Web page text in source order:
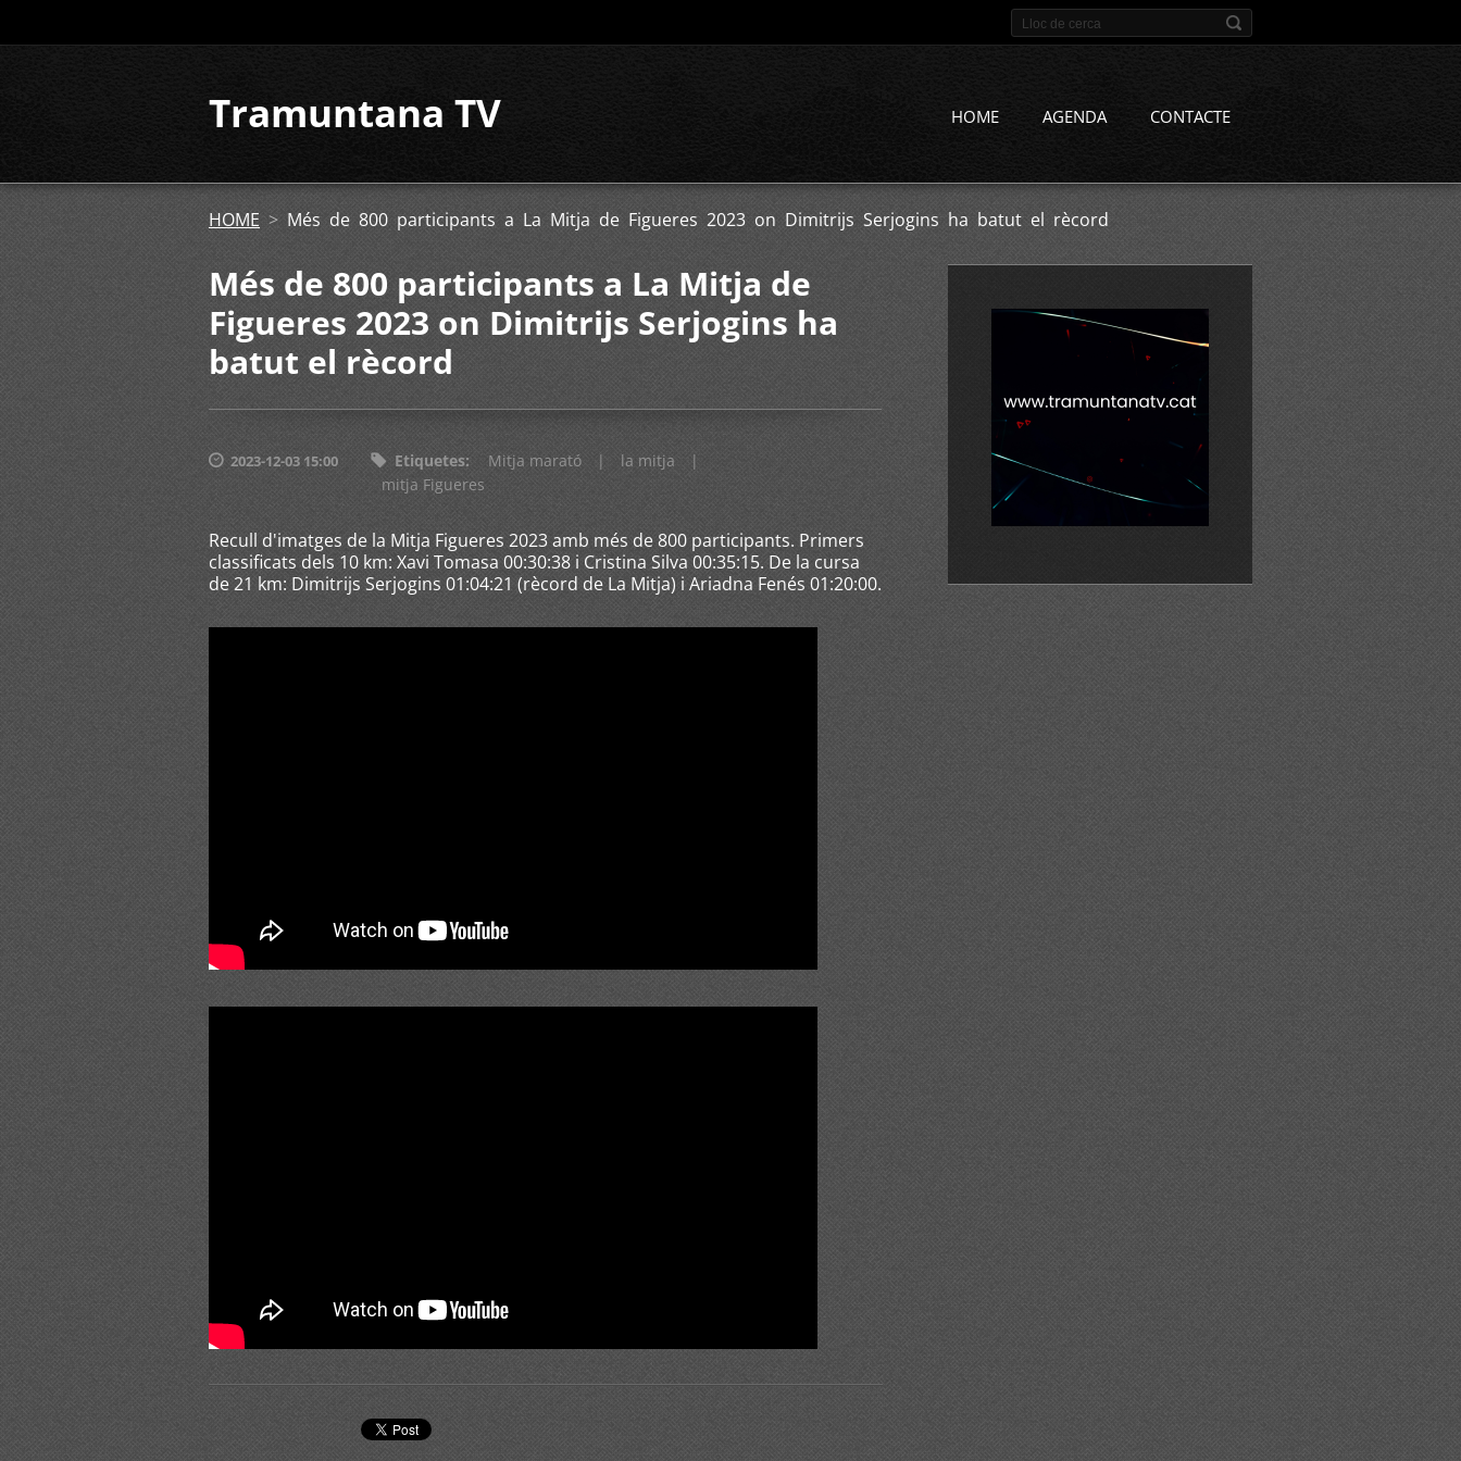
Tramuntana TV HOME AGENDA CONTACTE
HOME > Més de 800 participants a La Mitja de Figueres 2023 on Dimitrijs Serjogins ha batut el rècord
Més de 800 participants a La Mitja de
Figueres 2023 on Dimitrijs Serjogins ha
batut el rècord
2023-12-03 15:00 Etiquetes: Mitja marató | la mitja
|
mitja Figueres
Recull d'imatges de la Mitja Figueres 2023 amb més de 800 participants. Primers
classificats dels 10 km: Xavi Tomasa 00:30:38 i Cristina Silva 00:35:15. De la cursa
de 21 km: Dimitrijs Serjogins 01:04:21 (rècord de La Mitja) i Ariadna Fenés 01:20:00.